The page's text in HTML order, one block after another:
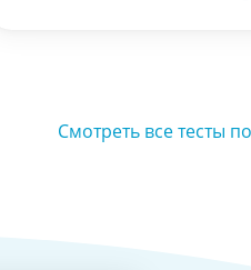
Смотреть все тесты